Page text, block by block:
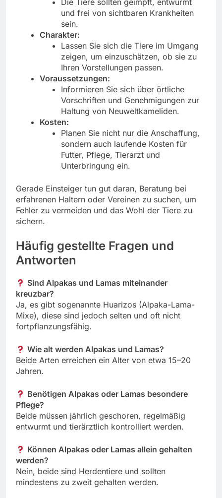
Die Tiere sollten geimpft, entwurmt
und frei von sichtbaren Krankheiten
sein.
Charakter:
Lassen Sie sich die Tiere im Umgang
zeigen, um einzuschätzen, ob sie zu
Ihren Vorstellungen passen.
Voraussetzungen:
Informieren Sie sich über örtliche
Vorschriften und Genehmigungen zur
Haltung von Neuweltkameliden.
Kosten:
Planen Sie nicht nur die Anschaffung,
sondern auch laufende Kosten für
Futter, Pflege, Tierarzt und
Unterbringung ein.
Gerade Einsteiger tun gut daran, Beratung bei
erfahrenen Haltern oder Vereinen zu suchen, um
Fehler zu vermeiden und das Wohl der Tiere zu
sichern.
Häufig gestellte Fragen und
Antworten
Sind Alpakas und Lamas miteinander
kreuzbar?
Ja, es gibt sogenannte Huarizos (Alpaka-Lama-
Mixe), diese sind jedoch selten und oft nicht
fortpflanzungsfähig.
Wie alt werden Alpakas und Lamas?
Beide Arten erreichen ein Alter von etwa 15–20
Jahren.
Benötigen Alpakas oder Lamas besondere
Pflege?
Beide müssen jährlich geschoren, regelmäßig
entwurmt und tierärztlich kontrolliert werden.
Können Alpakas oder Lamas allein gehalten
werden?
Nein, beide sind Herdentiere und sollten
mindestens zu zweit gehalten werden.